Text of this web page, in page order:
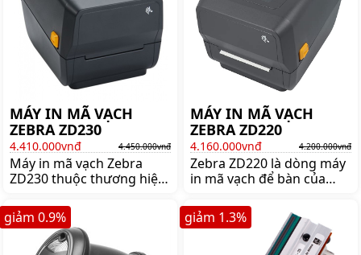
MÁY IN MÃ VẠCH
ZEBRA ZD230
4.410.000vnđ 4.450.000vnđ
Máy in mã vạch Zebra
ZD230 thuộc thương hiệu
với tốc độ in siêu nhanh
152mm/s. Click xem ngay
để nhận được nhiều ưu
MÁY IN MÃ VẠCH
ZEBRA ZD220
4.160.000vnđ 4.200.000vnđ
Zebra ZD220 là dòng máy
in mã vạch để bàn của
danh tiếng. Mua máy
Zebra ZD220 lên ngay
shoppos.VN để nhận được
giảm 0.9% giảm 1.3%